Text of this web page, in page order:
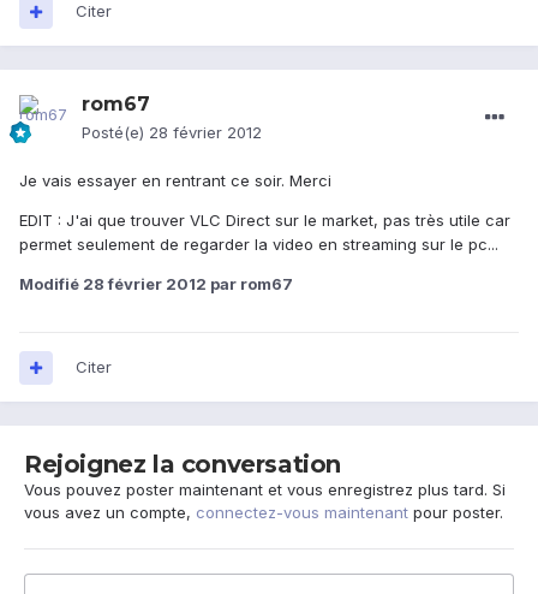
Citer
rom67
Posté(e) 28 février 2012
Je vais essayer en rentrant ce soir. Merci
EDIT : J'ai que trouver VLC Direct sur le market, pas très utile car
permet seulement de regarder la video en streaming sur le pc...
Modifié 28 février 2012 par rom67
Citer
Rejoignez la conversation
Vous pouvez poster maintenant et vous enregistrez plus tard. Si
vous avez un compte, connectez-vous maintenant pour poster.